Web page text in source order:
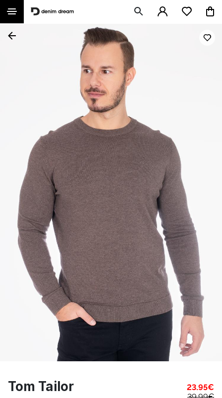
Tom Tailor 23.95€